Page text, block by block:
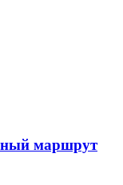
маршрут